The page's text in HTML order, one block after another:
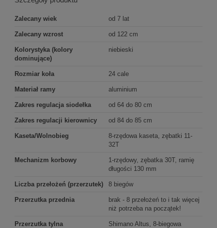
Zalecany wiek od 7 lat
Zalecany wzrost od 122 cm
Kolorystyka (kolory
dominujące)
niebieski
Rozmiar koła 24 cale
Materiał ramy aluminium
Zakres regulacja siodełka od 64 do 80 cm
Zakres regulacji kierownicy od 84 do 85 cm
Kaseta/Wolnobieg
8-rzędowa kaseta, zębatki 11-
32T
Mechanizm korbowy
1-rzędowy, zębatka 30T, ramię
długości 130 mm
Liczba przełożeń (przerzutek) 8 biegów
Przerzutka przednia
brak - 8 przełożeń to i tak więcej
niż potrzeba na początek!
Przerzutka tylna Shimano Altus, 8-biegowa